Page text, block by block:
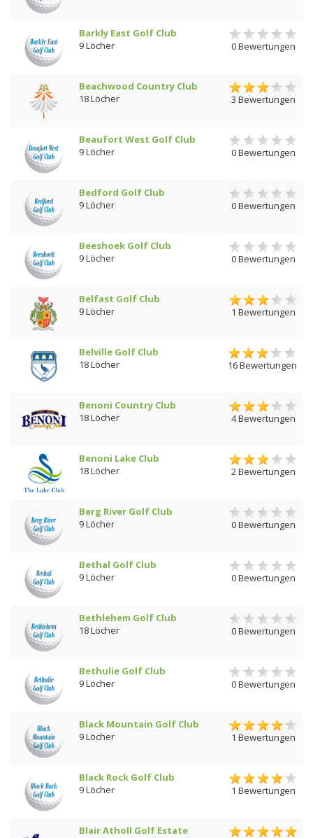
Barkly East Golf Club
9 Löcher
0 Bewertungen
Beachwood Country Club
18 Löcher
3 Bewertungen
Beaufort West Golf Club
9 Löcher
0 Bewertungen
Bedford Golf Club
9 Löcher
0 Bewertungen
Beeshoek Golf Club
9 Löcher
0 Bewertungen
Belfast Golf Club
9 Löcher
1 Bewertungen
Belville Golf Club
18 Löcher
16 Bewertungen
Benoni Country Club
18 Löcher
4 Bewertungen
Benoni Lake Club
18 Löcher
2 Bewertungen
Berg River Golf Club
9 Löcher
0 Bewertungen
Bethal Golf Club
9 Löcher
0 Bewertungen
Bethlehem Golf Club
18 Löcher
0 Bewertungen
Bethulie Golf Club
9 Löcher
0 Bewertungen
Black Mountain Golf Club
9 Löcher
1 Bewertungen
Black Rock Golf Club
9 Löcher
1 Bewertungen
Blair Atholl Golf Estate